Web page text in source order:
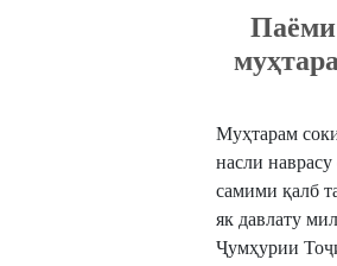
Муҳтарам
насли
самими қалб
як давлату
Ҷумҳурии